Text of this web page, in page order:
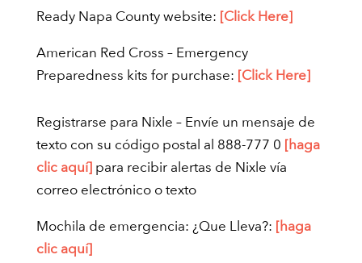
Ready Napa County website: [Click Here]
American Red Cross – Emergency
Preparedness kits for purchase: [Click Here]
Registrarse para Nixle – Envíe un mensaje de
texto con su código postal al 888-777 0 [haga
clic aquí] para recibir alertas de Nixle vía
correo electrónico o texto
Mochila de emergencia: ¿Que Lleva?: [haga
clic aquí]